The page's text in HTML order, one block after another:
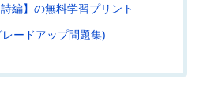
編】の無料学習プリント
ードアップ問題集)